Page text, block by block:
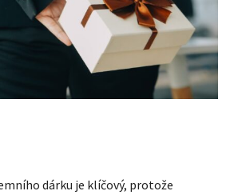
dárku je klíčový, protože